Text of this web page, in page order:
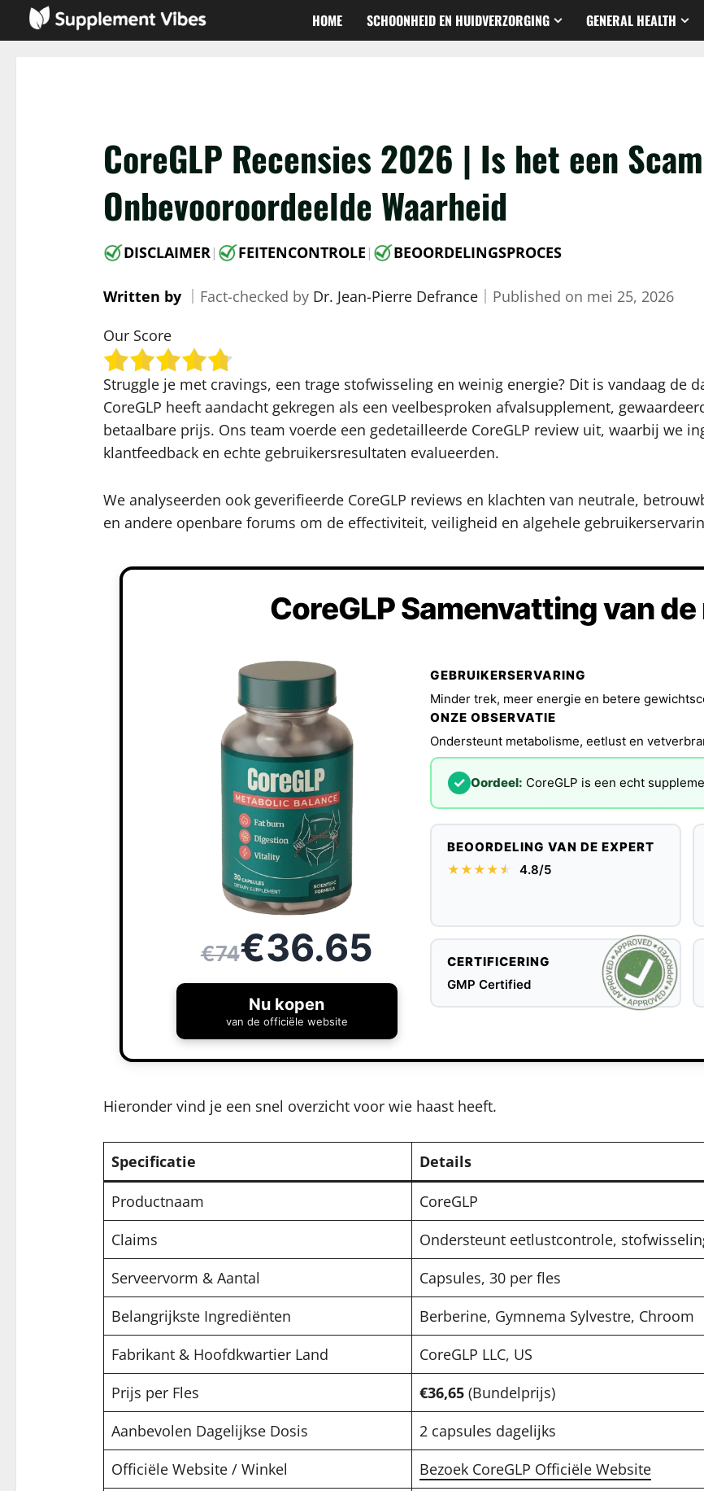
HOME SCHOONHEID EN HUIDVERZORGING GENERAL HEALTH
CoreGLP Recensies 2026 | Is het een
Onbevooroordeelde Waarheid
DISCLAIMER| FEITENCONTROLE | BEOORDELINGSPROCES
Written by Fact-checked by Dr. Jean-Pierre Defrance｜ Published on mei 25, 2026
Our Score
Struggle je met cravings, een trage stofwisseling en weinig energie? Dit is vandaag de
CoreGLP heeft aandacht gekregen als een veelbesproken afvalsupplement,
betaalbare prijs. Ons team voerde een gedetailleerde CoreGLP review uit, waarbij we
klantfeedback en echte gebruikersresultaten evalueerden.
We analyseerden ook geverifieerde CoreGLP reviews en klachten van neutrale,
en andere openbare forums om de effectiviteit, veiligheid en algehele
CoreGLP Samenvatting van
€74€36.65
Nu kopen
van de officiële website
GEBRUIKERSERVARING
Minder trek, meer energie en betere
ONZE OBSERVATIE
Ondersteunt metabolisme, eetlust en
✓ Oordeel: CoreGLP is een echt
BEOORDELING VAN DE EXPERT
★★★★★
★ 4.8/5
CERTIFICERING
GMP Certified
Hieronder vind je een snel overzicht voor wie haast heeft.
Specificatie Details
Productnaam
CoreGLP
Claims
Ondersteunt eetlustcontrole,
Serveervorm & Aantal
Capsules, 30 per fles
Belangrijkste Ingrediënten
Berberine, Gymnema Sylvestre, Chroom
Fabrikant & Hoofdkwartier Land
CoreGLP LLC, US
Prijs per Fles
€36,65(Bundelprijs)
Aanbevolen Dagelijkse Dosis
2 capsules dagelijks
Officiële Website / Winkel
Bezoek CoreGLP Officiële Website